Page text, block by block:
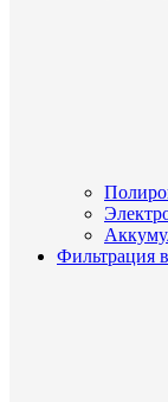
Фильтрация